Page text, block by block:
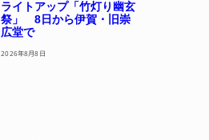
ライトアップ「竹灯り幽玄
祭」 8日から伊賀・旧崇
広堂で
2026年8月8日